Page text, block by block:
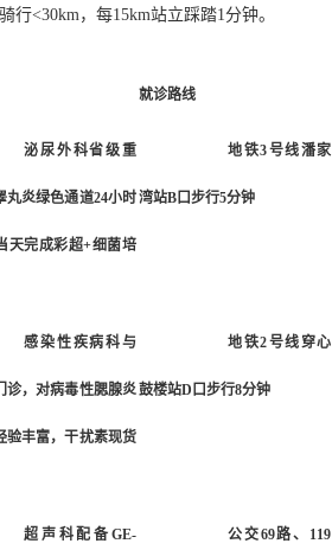
<30km，每15km站立踩踏1分钟。
就诊路线
泌尿外科省级重
丸炎绿色通道24小时
天完成彩超+细菌培
地铁3号线潘家
湾站B口步行5分钟
感染性疾病科与
诊，对病毒性腮腺炎
验丰富，干扰素现货
地铁2号线穿心
鼓楼站D口步行8分钟
超声科配备GE- 公交69路、119